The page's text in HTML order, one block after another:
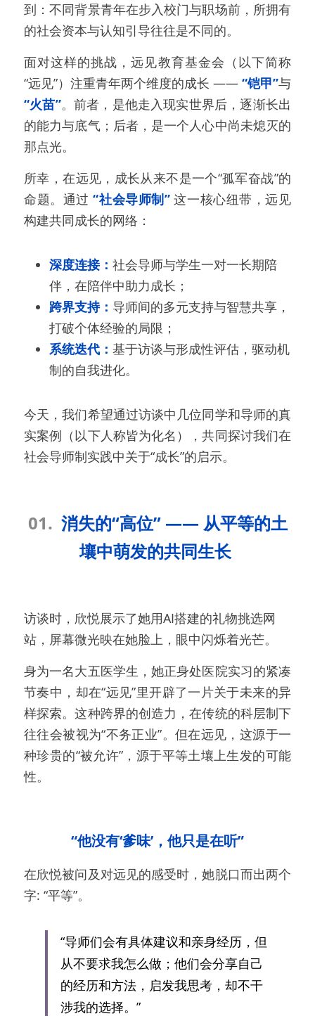
到：不同背景青年在步入校门与职场前，所拥有
的社会资本与认知引导往往是不同的。
面对这样的挑战，远见教育基金会（以下简称
“远见”）注重青年两个维度的成长 —— “铠甲”与
“火苗”。前者，是他走入现实世界后，逐渐长出
的能力与底气；后者，是一个人心中尚未熄灭的
那点光。
所幸，在远见，成长从来不是一个“孤军奋战”的
命题。通过 “社会导师制” 这一核心纽带，远见
构建共同成长的网络：
深度连接： 社会导师与学生一对一长期陪
伴，在陪伴中助力成长；
跨界支持： 导师间的多元支持与智慧共享，
打破个体经验的局限；
系统迭代： 基于访谈与形成性评估，驱动机
制的自我进化。
今天，我们希望通过访谈中几位同学和导师的真
实案例（以下人称皆为化名），共同探讨我们在
社会导师制实践中关于“成长”的启示。
01. 消失的“高位” —— 从平等的土
壤中萌发的共同生长
访谈时，欣悦展示了她用AI搭建的礼物挑选网
站，屏幕微光映在她脸上，眼中闪烁着光芒。
身为一名大五医学生，她正身处医院实习的紧凑
节奏中，却在“远见”里开辟了一片关于未来的异
样探索。这种跨界的创造力，在传统的科层制下
往往会被视为“不务正业”。但在远见，这源于一
种珍贵的“被允许”，源于平等土壤上生发的可能
性。
“他没有‘爹味’，他只是在听”
在欣悦被问及对远见的感受时，她脱口而出两个
字: “平等”。
“导师们会有具体建议和亲身经历，但
从不要求我怎么做；他们会分享自己
的经历和方法，启发我思考，却不干
涉我的选择。”